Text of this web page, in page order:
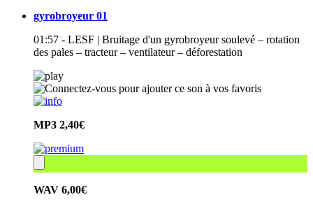
gyrobroyeur 01
01:57 - LESF | Bruitage d'un gyrobroyeur soulevé – rotation
des pales – tracteur – ventilateur – déforestation
MP3 2,40€
WAV 6,00€